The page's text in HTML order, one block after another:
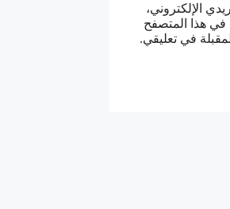
الإلكتروني،
في هذا المتصفح
في تعليقي.